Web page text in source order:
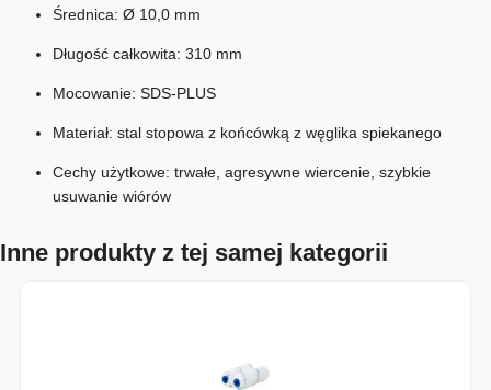
Średnica: Ø 10,0 mm
Długość całkowita: 310 mm
Mocowanie: SDS‑PLUS
Materiał: stal stopowa z końcówką z węglika spiekanego
Cechy użytkowe: trwałe, agresywne wiercenie, szybkie
usuwanie wiórów
Inne produkty z tej samej kategorii